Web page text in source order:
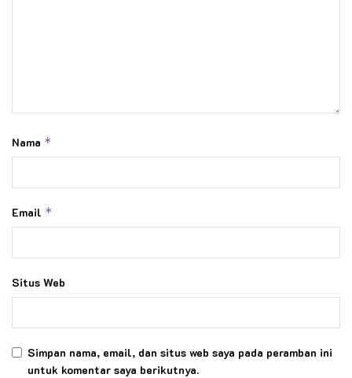
Nama *
Email *
Situs Web
Simpan nama, email, dan situs web saya pada peramban ini
untuk komentar saya berikutnya.